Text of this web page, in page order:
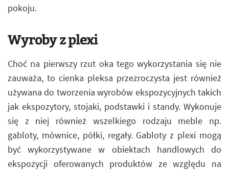
pokoju.
Wyroby z plexi
Choć na pierwszy rzut oka tego wykorzystania się nie
zauważa, to cienka pleksa przezroczysta jest również
używana do tworzenia wyrobów ekspozycyjnych takich
jak ekspozytory, stojaki, podstawki i standy. Wykonuje
się z niej również wszelkiego rodzaju meble np.
gabloty, mównice, półki, regały. Gabloty z plexi mogą
być wykorzystywane w obiektach handlowych do
ekspozycji oferowanych produktów ze względu na